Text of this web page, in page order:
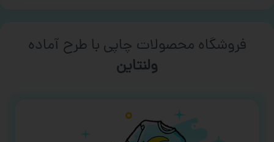
فروشگاه محصولات چاپی با طرح آماده
ورزشی